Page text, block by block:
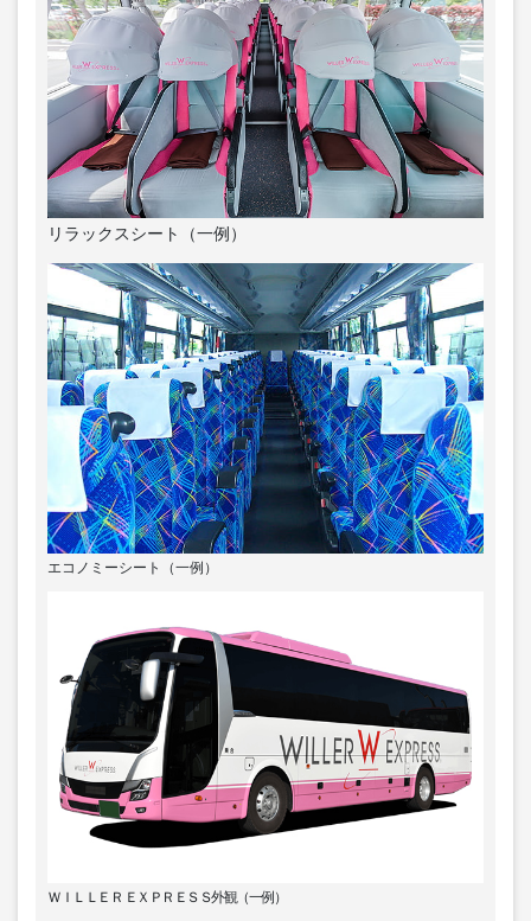
リラックスシート（一例）
エコノミーシート（一例）
ＷＩＬＬＥＲ ＥＸＰＲＥＳＳ外観（一例）